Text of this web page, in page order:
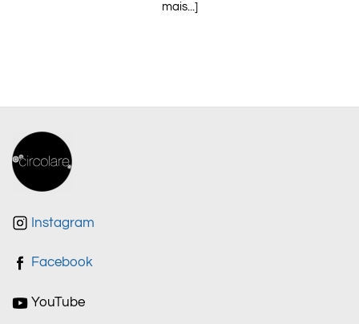
mais...]
Instagram
Facebook
YouTube